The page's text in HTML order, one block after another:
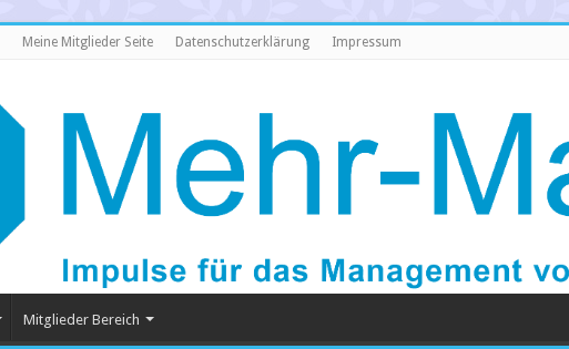
Meine Mitglieder Seite Datenschutzerklärung Impressum
Mitglieder Bereich